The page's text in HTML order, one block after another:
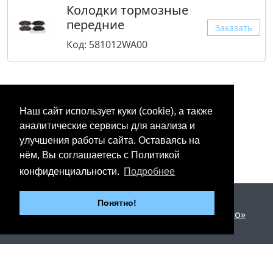
Наш сайт использует куки (cookie), а также
аналитические сервисы для анализа и
улучшения работы сайта. Оставаясь на
нём, Вы соглашаетесь с Политикой
конфиденциальности. Подробнее
Понятно!
Колодки тормозные
передние
Код: 581012WA00
Заказать
2012 - 2026 © «Юнипартс»
Дизайн и разработка —Арт студия «Милано»